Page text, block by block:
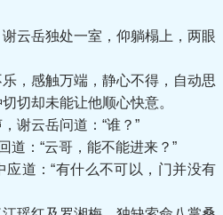
岳独处一室，仰躺榻上，两眼
感触万端，静心不得，自动思
切却未能让他顺心快意。
云岳问道：“谁？”
：“云哥，能不能进来？”
道：“有什么不可以，门并没有